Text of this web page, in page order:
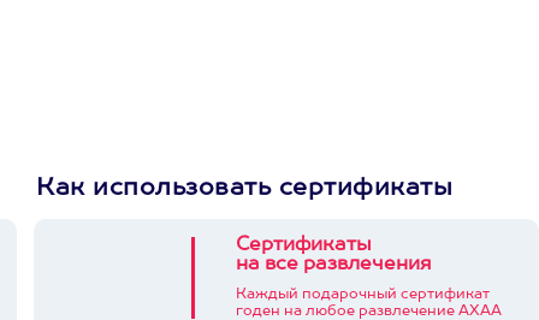
Как использовать сертификаты
Сертификаты
на все развлечения
Каждый подарочный сертификат
годен на любое развлечение АХАА